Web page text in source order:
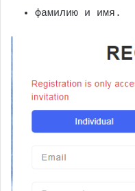
фамилию и имя.